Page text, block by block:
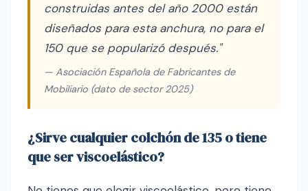
construidas antes del año 2000 están
diseñados para esta anchura, no para el
150 que se popularizó después."
— Asociación Española de Fabricantes de
Mobiliario (dato de sector 2025)
¿Sirve cualquier colchón de 135 o tiene
que ser viscoelástico?